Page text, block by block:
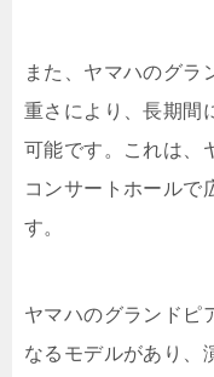
また、ヤマハのグラ
重さにより、長期間
可能です。これは、
コンサートホールで
す。
ヤマハのグランドピ
なるモデルがあり、